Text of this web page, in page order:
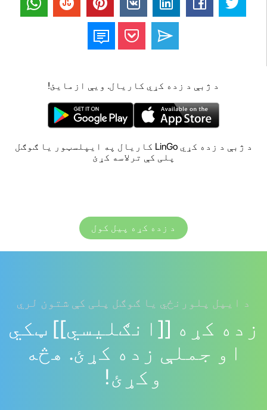
د ژبې د زده کړي کاریال. ویې ازمایئ!
د ژبې د زده کړي LinGo کاریال په ایپلسټور یا ګوګل
پلی کې ترلاسه کړئ
د زده کړه پیل کول
د ایپل پلورنځي یا ګوګل پلی کې شتون لري
زده کړه [[انګلیسي]] ټکي
او جملې زده کړئ. هڅه
وکړئ!